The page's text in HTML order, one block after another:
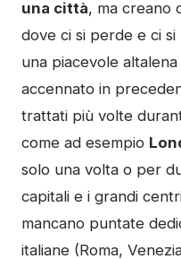
una città, ma creano
dove ci si perde e ci
una piacevole altalena
accennato in
trattati più volte
come ad esempio
solo una volta o per
capitali e i grandi
mancano puntate
italiane (Roma,